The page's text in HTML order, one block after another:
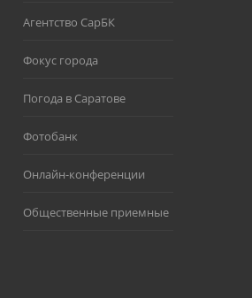
Агентство СарБК
Фокус города
Погода в Саратове
Фотобанк
Онлайн-конференции
Общественные приемные